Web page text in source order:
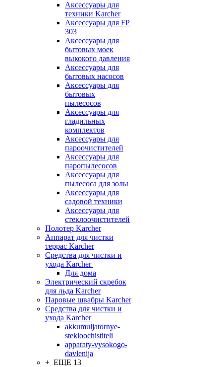
Аксессуары для
техники Karcher
Аксессуары для FP
303
Аксессуары для
бытовых моек
выкокого давления
Аксессуары для
бытовых насосов
Аксессуары для
бытовых
пылесосов
Аксессуары для
гладильных
комплектов
Аксессуары для
пароочистителей
Аксессуары для
паропылесосов
Аксессуары для
пылесоса для золы
Аксессуары для
садовой техники
Аксессуары для
стеклоочистителей
Полотер Karcher
Аппарат для чистки
террас Karcher
Средства для чистки и
ухода Karcher
Для дома
Электрический скребок
для льда Karcher
Паровые швабры Karcher
Средства для чистки и
ухода Karcher
akkumuljatornye-
stekloochistiteli
apparaty-vysokogo-
davlenija
+ ЕЩЕ 13